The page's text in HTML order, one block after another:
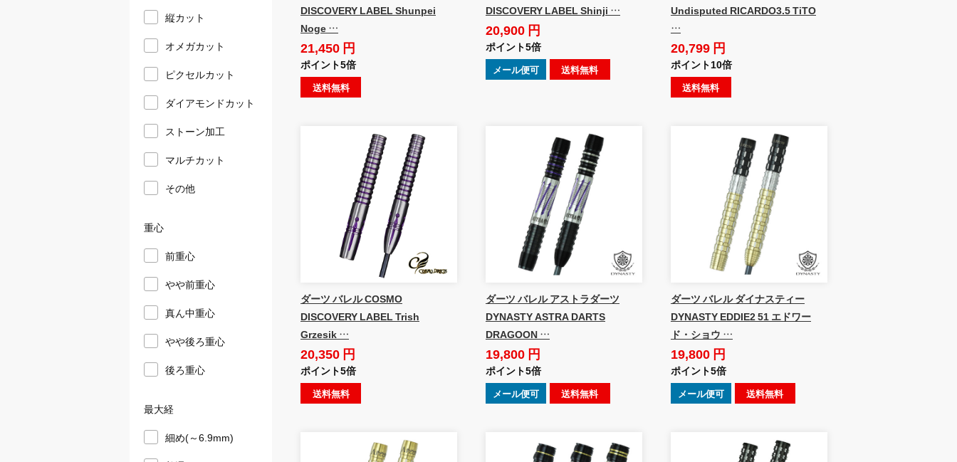
DISCOVERY LABEL Shunpei
Noge …
21,450 円
ポイント5倍
送料無料
DISCOVERY LABEL Shinji …
20,900 円
ポイント5倍
メール便可 送料無料
Undisputed RICARDO3.5 TiTO
…
20,799 円
ポイント10倍
送料無料
ダーツ バレル COSMO
DISCOVERY LABEL Trish
Grzesik …
20,350 円
ポイント5倍
送料無料
ダーツ バレル アストラダーツ
DYNASTY ASTRA DARTS
DRAGOON …
19,800 円
ポイント5倍
メール便可 送料無料
ダーツ バレル ダイナスティー
DYNASTY EDDIE2 51 エドワー
ド・ショウ …
19,800 円
ポイント5倍
メール便可 送料無料
縦カット
オメガカット
ピクセルカット
ダイアモンドカット
ストーン加工
マルチカット
その他
重心
前重心
やや前重心
真ん中重心
やや後ろ重心
後ろ重心
最大経
細め(～6.9mm)